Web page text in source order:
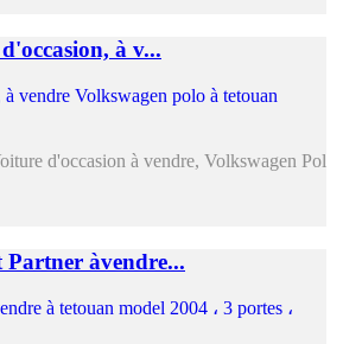
à v...
d'occasion à vendre, Volkswagen Pol...
Partner àvendre...